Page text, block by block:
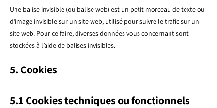
Une balise invisible (ou balise web) est un petit morceau de texte ou
d’image invisible sur un site web, utilisé pour suivre le trafic sur un
site web. Pour ce faire, diverses données vous concernant sont
stockées à l’aide de balises invisibles.
5. Cookies
5.1 Cookies techniques ou fonctionnels